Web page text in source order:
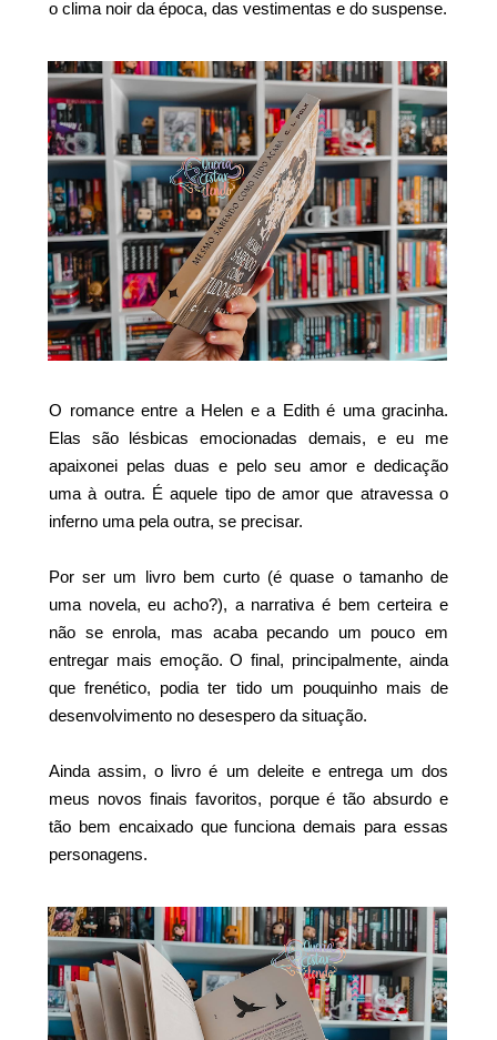
o clima noir da época, das vestimentas e do suspense.
O romance entre a Helen e a Edith é uma gracinha.
Elas são lésbicas emocionadas demais, e eu me
apaixonei pelas duas e pelo seu amor e dedicação
uma à outra. É aquele tipo de amor que atravessa o
inferno uma pela outra, se precisar.
Por ser um livro bem curto (é quase o tamanho de
uma novela, eu acho?), a narrativa é bem certeira e
não se enrola, mas acaba pecando um pouco em
entregar mais emoção. O final, principalmente, ainda
que frenético, podia ter tido um pouquinho mais de
desenvolvimento no desespero da situação.
Ainda assim, o livro é um deleite e entrega um dos
meus novos finais favoritos, porque é tão absurdo e
tão bem encaixado que funciona demais para essas
personagens.